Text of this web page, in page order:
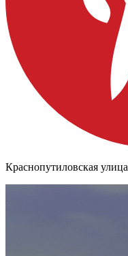
Краснопутиловская улица